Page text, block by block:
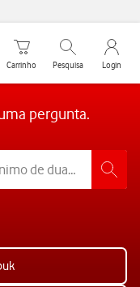
Carrinho de compras
Carrinho
Pesquisar
Pesquisa
My
Login
pergunta.